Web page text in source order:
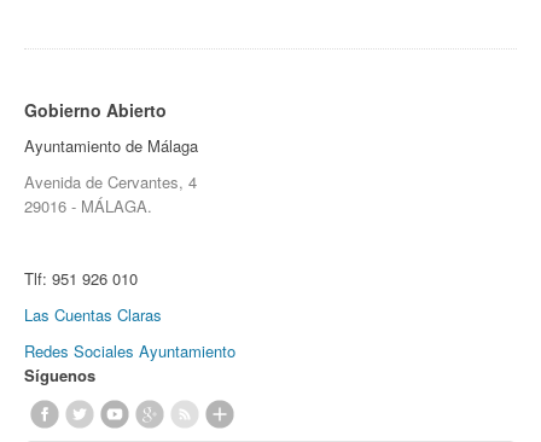
Gobierno Abierto
Ayuntamiento de Málaga
Avenida de Cervantes, 4
29016 - MÁLAGA.
Tlf: 951 926 010
Las Cuentas Claras
Redes Sociales Ayuntamiento
Síguenos